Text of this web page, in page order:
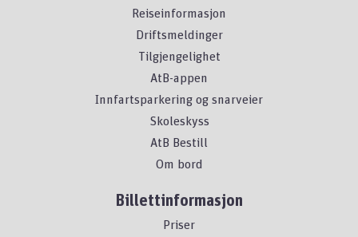
Reiseinformasjon
Driftsmeldinger
Tilgjengelighet
AtB-appen
Innfartsparkering og snarveier
Skoleskyss
AtB Bestill
Om bord
Billettinformasjon
Priser